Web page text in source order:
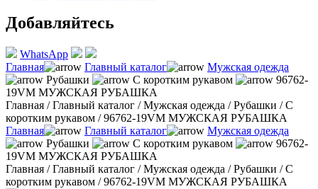
Добавляйтесь
WhatsApp
Главная
Главный каталог
Мужская одежда
Рубашки
С коротким рукавом
96762-
19VM МУЖСКАЯ РУБАШКА
Главная /Главный каталог /Мужская одежда /Рубашки /С
коротким рукавом /96762-19VM МУЖСКАЯ РУБАШКА
Главная
Главный каталог
Мужская одежда
Рубашки
С коротким рукавом
96762-
19VM МУЖСКАЯ РУБАШКА
Главная /Главный каталог /Мужская одежда /Рубашки /С
коротким рукавом /96762-19VM МУЖСКАЯ РУБАШКА